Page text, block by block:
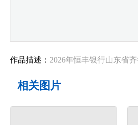
作品描述： 2026年恒丰银行山东省
相关图片